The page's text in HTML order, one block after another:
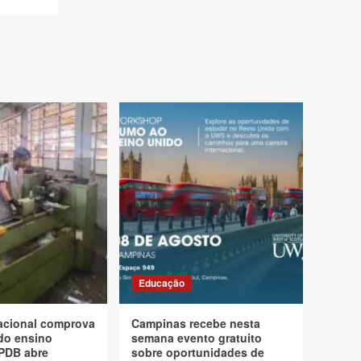
comprova
ensino
abre
Educação
Campinas recebe nesta
semana evento gratuito
sobre oportunidades de